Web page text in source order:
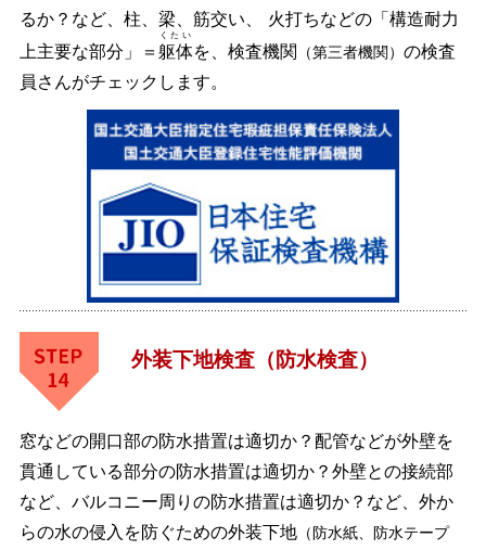
るか？など、柱、梁、筋交い、 火打ちなどの「構造耐力
上主要な部分」＝ 躯体
くたい
を、検査機関 （第三者機関） の検査
員さんがチェックします。
外装下地検査（防水検査）
窓などの開口部の防水措置は適切か？配管などが外壁を
貫通している部分の防水措置は適切か？外壁との接続部
など、バルコニー周りの防水措置は適切か？など、外か
らの水の侵入を防ぐための外装下地（防水紙、防水テープ